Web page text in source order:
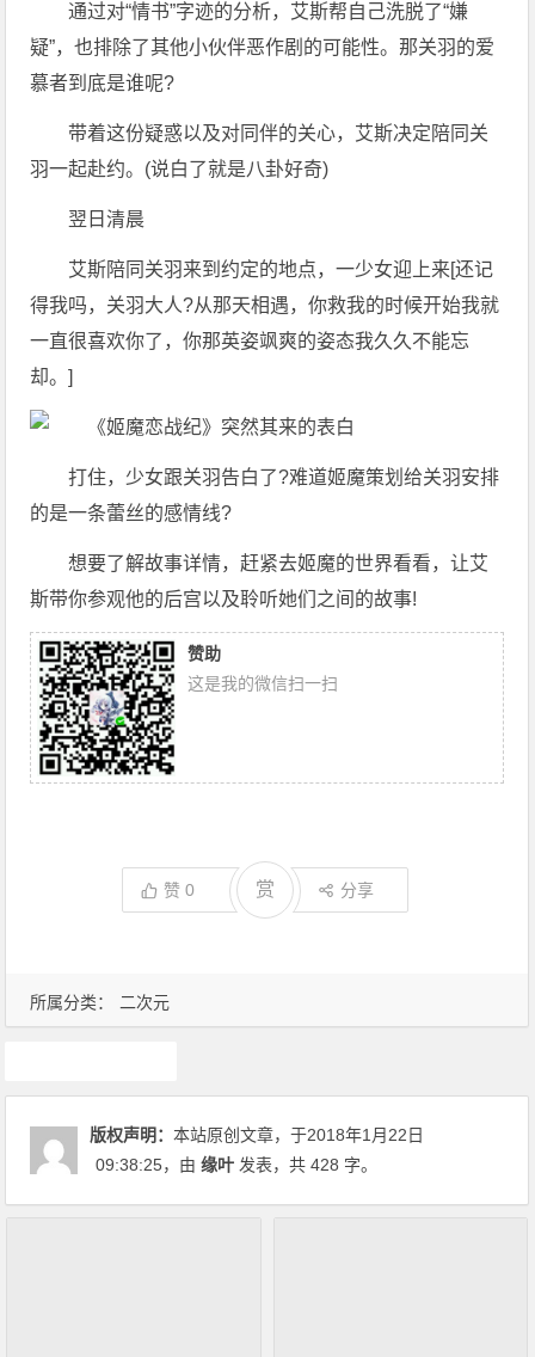
所属分类： 二次元
通过对“情书”字迹的分析，艾斯帮自己洗脱了“嫌
疑”，也排除了其他小伙伴恶作剧的可能性。那关羽的爱
慕者到底是谁呢?
带着这份疑惑以及对同伴的关心，艾斯决定陪同关
羽一起赴约。(说白了就是八卦好奇)
翌日清晨
艾斯陪同关羽来到约定的地点，一少女迎上来[还记
得我吗，关羽大人?从那天相遇，你救我的时候开始我就
一直很喜欢你了，你那英姿飒爽的姿态我久久不能忘
却。]
打住，少女跟关羽告白了?难道姬魔策划给关羽安排
的是一条蕾丝的感情线?
想要了解故事详情，赶紧去姬魔的世界看看，让艾
斯带你参观他的后宫以及聆听她们之间的故事!
赞助
这是我的微信扫一扫
赞0 赏 分享
版权声明：本站原创文章，于2018年1月22日
09:38:25，由缘叶 发表，共 428 字。